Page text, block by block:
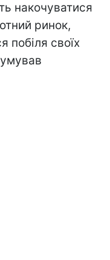
накочуватися
ринок,
побіля своїх